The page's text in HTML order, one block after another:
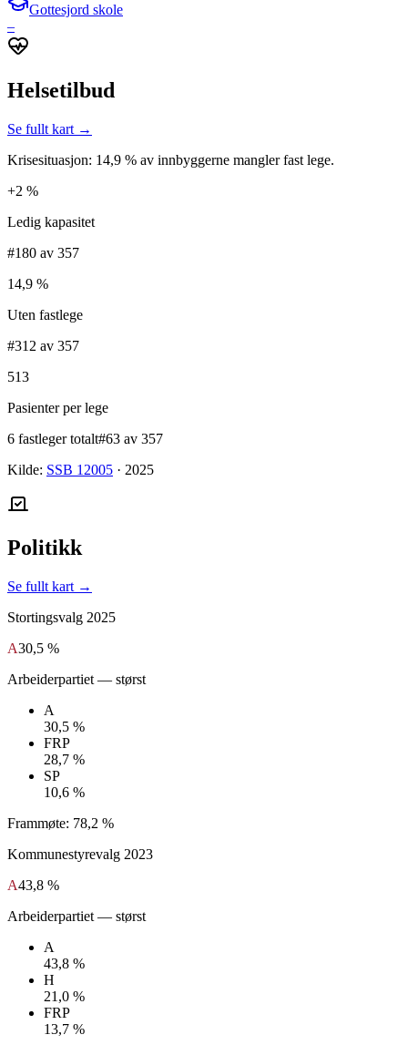
Gottesjord skole
–
Helsetilbud
Se fullt kart →
Krisesituasjon: 14,9 % av innbyggerne mangler fast lege.
+2 %
Ledig kapasitet
#180 av 357
14,9 %
Uten fastlege
#312 av 357
513
Pasienter per lege
6 fastleger totalt#63 av 357
Kilde: SSB 12005 · 2025
Politikk
Se fullt kart →
Stortingsvalg 2025
A30,5 %
Arbeiderpartiet — størst
A
30,5 %
FRP
28,7 %
SP
10,6 %
Frammøte: 78,2 %
Kommunestyrevalg 2023
A43,8 %
Arbeiderpartiet — størst
A
43,8 %
H
21,0 %
FRP
13,7 %